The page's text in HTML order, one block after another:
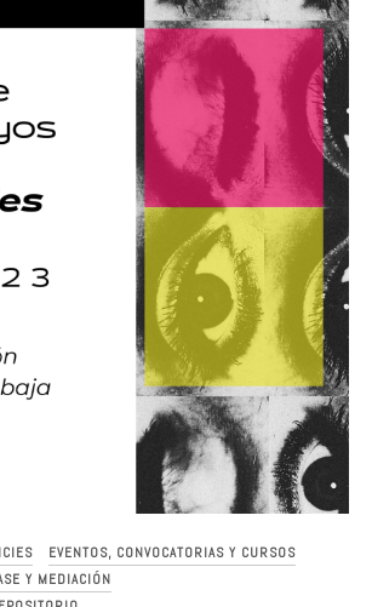
EVENTOS, CONVOCATORIAS Y CURSOS
Y MEDIACIÓN